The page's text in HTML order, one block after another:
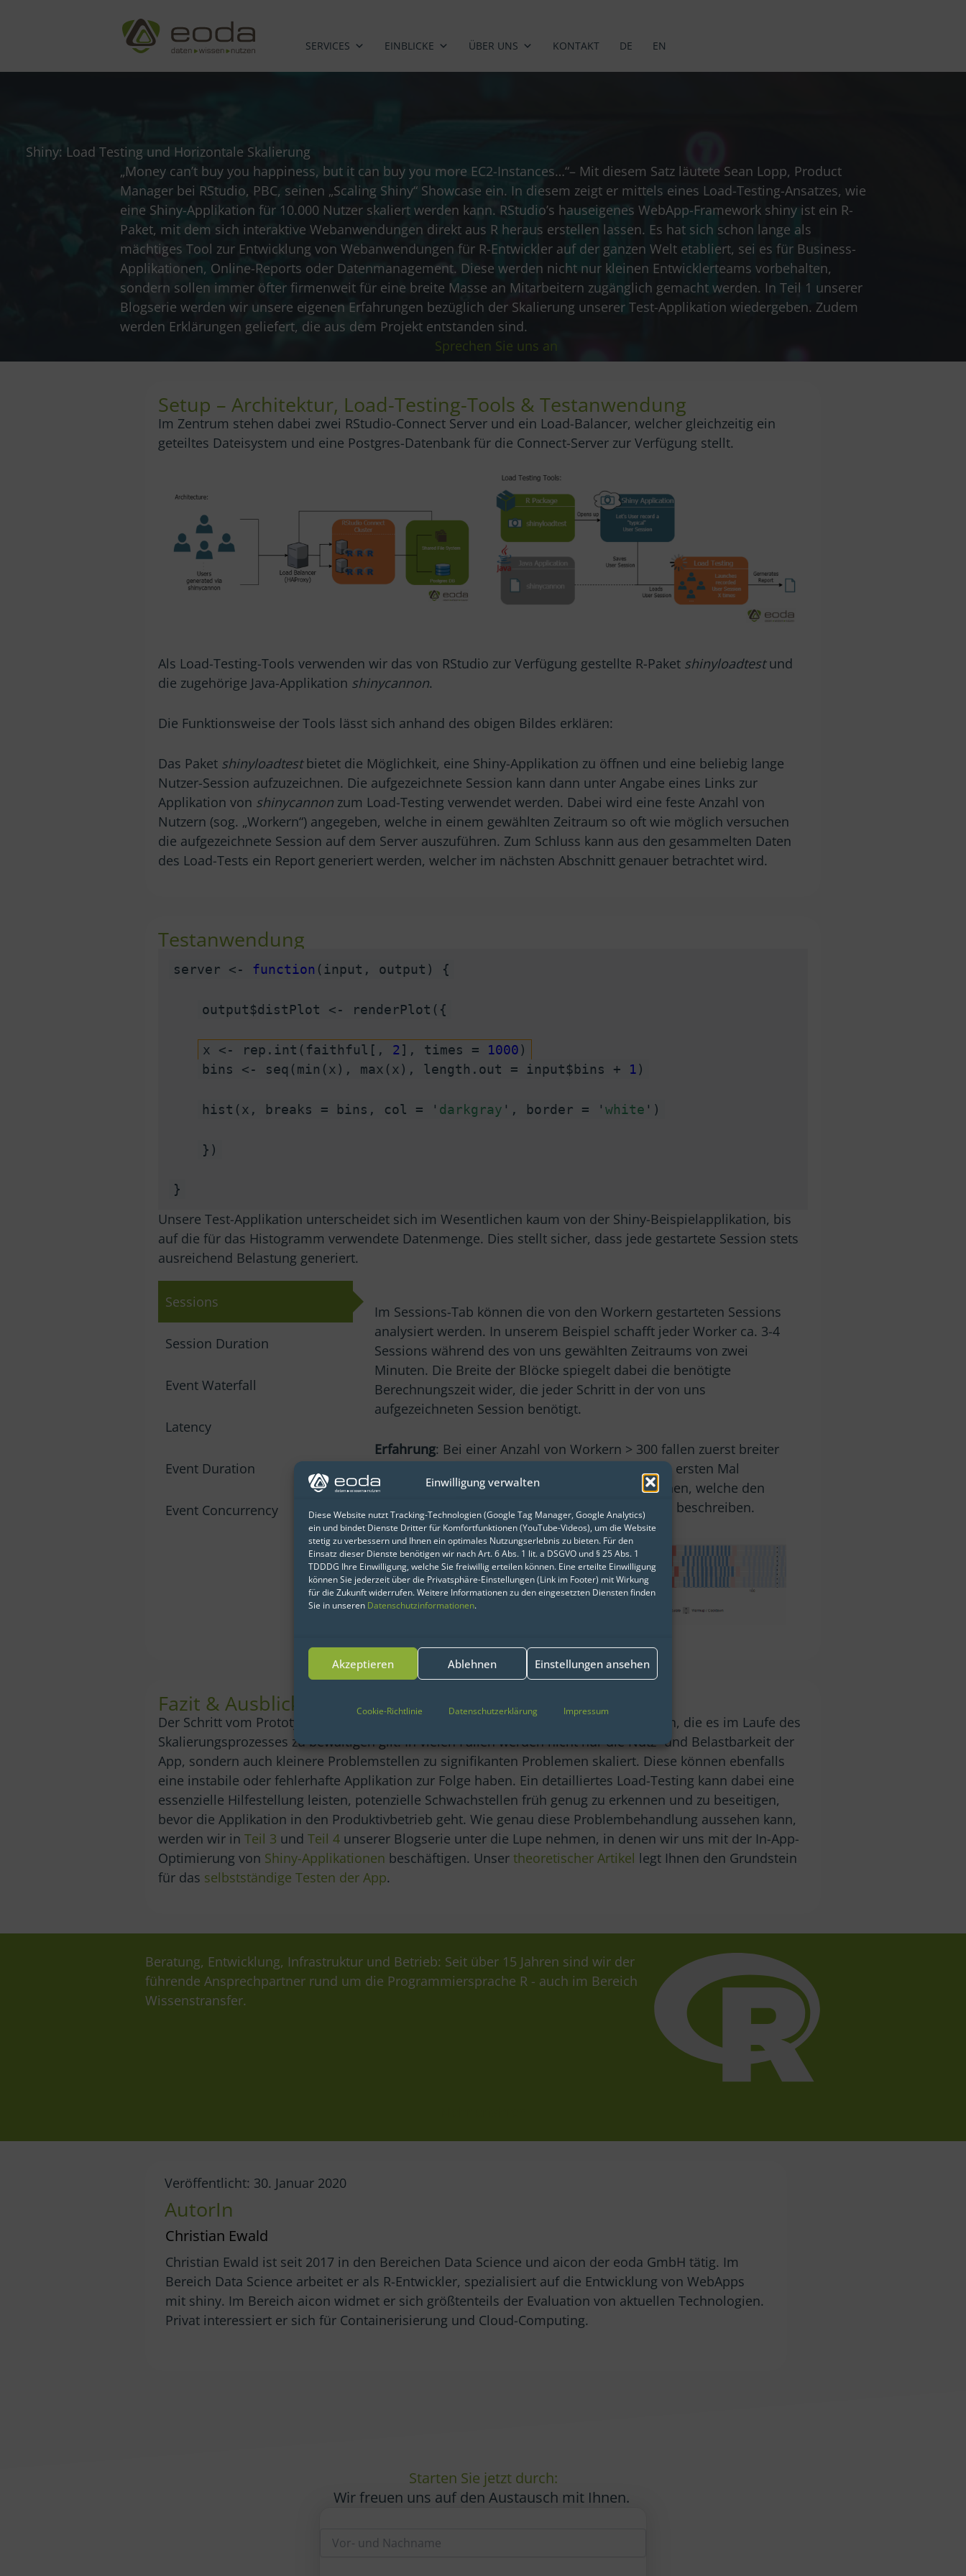
Einwilligung verwalten
Diese Website nutzt Tracking-Technologien (Google Tag Manager, Google Analytics)
ein und bindet Dienste Dritter für Komfortfunktionen (YouTube-Videos), um die Website
stetig zu verbessern und Ihnen ein optimales Nutzungserlebnis zu bieten. Für den
Einsatz dieser Dienste benötigen wir nach Art. 6 Abs. 1 lit. a DSGVO und § 25 Abs. 1
TDDDG Ihre Einwilligung, welche Sie freiwillig erteilen können. Eine erteilte Einwilligung
können Sie jederzeit über die Privatsphäre-Einstellungen (Link im Footer) mit Wirkung
für die Zukunft widerrufen. Weitere Informationen zu den eingesetzten Diensten finden
Sie in unseren Datenschutzinformationen.
Akzeptieren Ablehnen Einstellungen ansehen
Cookie-Richtlinie Datenschutzerklärung Impressum
SERVICES EINBLICKE ÜBER UNS KONTAKT DE EN
Shiny: Load Testing und Horizontale Skalierung
„Money can’t buy you happiness, but it can buy you more EC2-Instances…“– Mit diesem Satz läutete Sean Lopp, Product
Manager bei RStudio, PBC, seinen „Scaling Shiny“ Showcase ein. In diesem zeigt er mittels eines Load-Testing-Ansatzes, wie
eine Shiny-Applikation für 10.000 Nutzer skaliert werden kann. RStudio’s hauseigenes WebApp-Framework shiny ist ein R-
Paket, mit dem sich interaktive Webanwendungen direkt aus R heraus erstellen lassen. Es hat sich schon lange als
mächtiges Tool zur Entwicklung von Webanwendungen für R-Entwickler auf der ganzen Welt etabliert, sei es für Business-
Applikationen, Online-Reports oder Datenmanagement. Diese werden nicht nur kleinen Entwicklerteams vorbehalten,
sondern sollen immer öfter firmenweit für eine breite Masse an Mitarbeitern zugänglich gemacht werden. In Teil 1 unserer
Blogserie werden wir unsere eigenen Erfahrungen bezüglich der Skalierung unserer Test-Applikation wiedergeben. Zudem
werden Erklärungen geliefert, die aus dem Projekt entstanden sind.
Sprechen Sie uns an
Setup – Architektur, Load-Testing-Tools & Testanwendung
Im Zentrum stehen dabei zwei RStudio-Connect Server und ein Load-Balancer, welcher gleichzeitig ein
geteiltes Dateisystem und eine Postgres-Datenbank für die Connect-Server zur Verfügung stellt.
Als Load-Testing-Tools verwenden wir das von RStudio zur Verfügung gestellte R-Paket shinyloadtestund
die zugehörige Java-Applikation shinycannon.
Die Funktionsweise der Tools lässt sich anhand des obigen Bildes erklären:
Das Paket shinyloadtestbietet die Möglichkeit, eine Shiny-Applikation zu öffnen und eine beliebig lange
Nutzer-Session aufzuzeichnen. Die aufgezeichnete Session kann dann unter Angabe eines Links zur
Applikation von shinycannon zum Load-Testing verwendet werden. Dabei wird eine feste Anzahl von
Nutzern (sog. „Workern“) angegeben, welche in einem gewählten Zeitraum so oft wie möglich versuchen
die aufgezeichnete Session auf dem Server auszuführen. Zum Schluss kann aus den gesammelten Daten
des Load-Tests ein Report generiert werden, welcher im nächsten Abschnitt genauer betrachtet wird.
Testanwendung
server <- function (input, output) {
output$distPlot <- renderPlot({
x <- rep.int(faithful[, 2 ], times = 1000)
bins <- seq(min(x), max(x), length.out = input$bins + 1)
hist(x, breaks = bins, col = ' darkgray ', border = 'white ')
})
}
Unsere Test-Applikation unterscheidet sich im Wesentlichen kaum von der Shiny-Beispielapplikation, bis
auf die für das Histogramm verwendete Datenmenge. Dies stellt sicher, dass jede gestartete Session stets
ausreichend Belastung generiert.
Sessions
Session Duration
Event Waterfall
Latency
Event Duration
Event Concurrency
Im Sessions-Tab können die von den Workern gestarteten Sessions
analysiert werden. In unserem Beispiel schafft jeder Worker ca. 3-4
Sessions während des von uns gewählten Zeitraums von zwei
Minuten. Die Breite der Blöcke spiegelt dabei die benötigte
Berechnungszeit wider, die jeder Schritt in der von uns
aufgezeichneten Session benötigt.
Erfahrung: Bei einer Anzahl von Workern > 300 fallen zuerst breiter
werdende Blöcke auf. Außerdem lassen sich zum ersten Mal
signifikant breite türkise und gelbe Blöcke erkennen, welche den
Start der Sessions und das Laden der JS/CSS-Files beschreiben.
Fazit & Ausblick
Der Schritt vom Prototyp zur Business-Applikation kann viele Hürden mit sich bringen, die es im Laufe des
Skalierungsprozesses zu bewältigen gilt. In vielen Fällen werden nicht nur die Nutz- und Belastbarkeit der
App, sondern auch kleinere Problemstellen zu signifikanten Problemen skaliert. Diese können ebenfalls
eine instabile oder fehlerhafte Applikation zur Folge haben. Ein detailliertes Load-Testing kann dabei eine
essenzielle Hilfestellung leisten, potenzielle Schwachstellen früh genug zu erkennen und zu beseitigen,
bevor die Applikation in den Produktivbetrieb geht. Wie genau diese Problembehandlung aussehen kann,
werden wir inTeil 3 undTeil 4 unserer Blogserie unter die Lupe nehmen, in denen wir uns mit der In-App-
Optimierung von Shiny-Applikationen beschäftigen. Unsertheoretischer Artikel legt Ihnen den Grundstein
für das selbstständige Testen der App.
Beratung, Entwicklung, Infrastruktur und Betrieb: Seit über 15 Jahren sind wir der
führende Ansprechpartner rund um die Programmiersprache R - auch im Bereich
Wissenstransfer.
Veröffentlicht: 30. Januar 2020
AutorIn
Christian Ewald
Christian Ewald ist seit 2017 in den Bereichen Data Science und aicon der eoda GmbH tätig. Im
Bereich Data Science arbeitet er als R-Entwickler, spezialisiert auf die Entwicklung von WebApps
mit shiny. Im Bereich aicon widmet er sich größtenteils der Evaluation von aktuellen Technologien.
Privat interessiert er sich für Containerisierung und Cloud-Computing.
Starten Sie jetzt durch:
Wir freuen uns auf den Austausch mit Ihnen.